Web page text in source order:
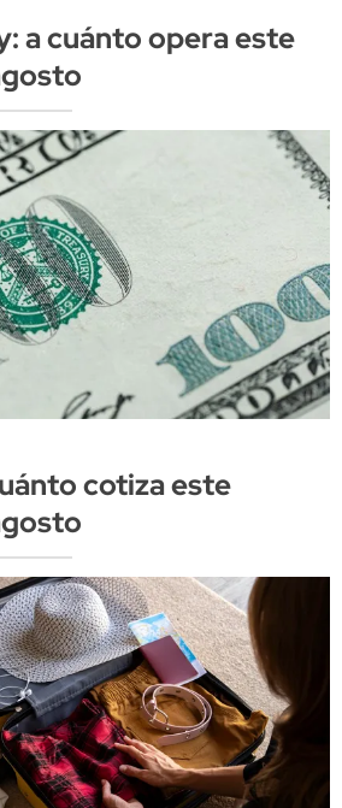
a cuánto opera este
cotiza este